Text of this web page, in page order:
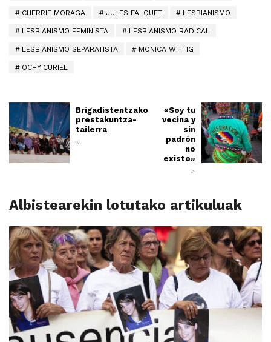
CHERRIE MORAGA JULES FALQUET LESBIANISMO
LESBIANISMO FEMINISTA LESBIANISMO RADICAL
LESBIANISMO SEPARATISTA MONICA WITTIG
OCHY CURIEL
Brigadistentzako
prestakuntza-
tailerra
<
«Soy tu
vecina y
sin
padrón
no
existo»
>
Albistearekin lotutako artikuluak